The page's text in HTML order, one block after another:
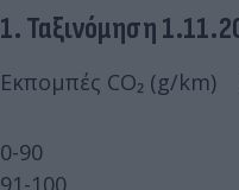
1. Ταξινόμηση
Εκπομπές CO₂ (g/
0-90
91-100